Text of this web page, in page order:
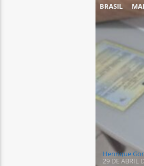
BRASIL
Henrique
29 DE ABRIL